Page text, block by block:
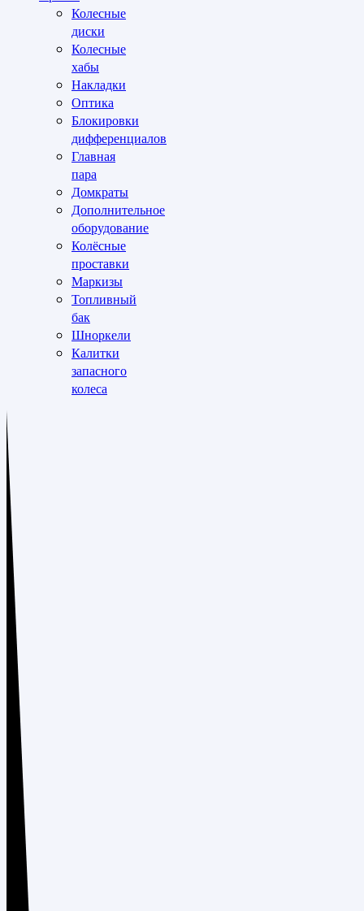
Колесные
диски
Колесные
хабы
Накладки
Оптика
Блокировки
дифференциалов
Главная
пара
Домкраты
Дополнительное
оборудование
Колёсные
проставки
Маркизы
Топливный
бак
Шноркели
Калитки
запасного
колеса